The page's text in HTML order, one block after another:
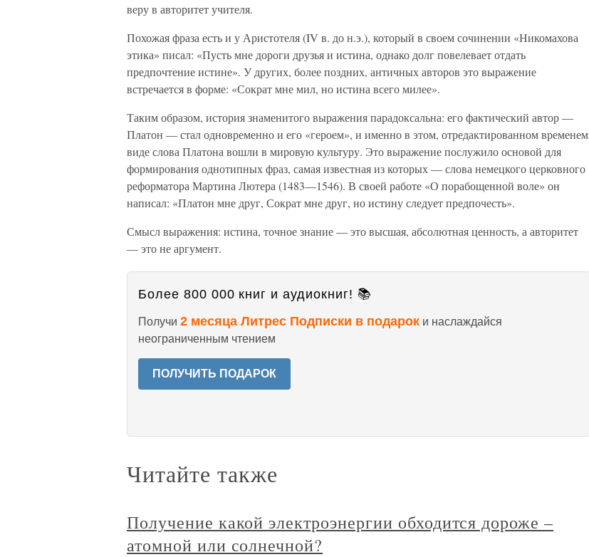
веру в авторитет учителя.
Похожая фраза есть и у Аристотеля (IV в. до н.э.), который в своем сочинении «Никомахова
этика» писал: «Пусть мне дороги друзья и истина, однако долг повелевает отдать
предпочтение истине». У других, более поздних, античных авторов это выражение
встречается в форме: «Сократ мне мил, но истина всего милее».
Таким образом, история знаменитого выражения парадоксальна: его фактический автор —
Платон — стал одновременно и его «героем», и именно в этом, отредактированном временем
виде слова Платона вошли в мировую культуру. Это выражение послужило основой для
формирования однотипных фраз, самая известная из которых — слова немецкого церковного
реформатора Мартина Лютера (1483—1546). В своей работе «О порабощенной воле» он
написал: «Платон мне друг, Сократ мне друг, но истину следует предпочесть».
Смысл выражения: истина, точное знание — это высшая, абсолютная ценность, а авторитет
— это не аргумент.
Более 800 000 книг и аудиокниг! 📚
Получи 2 месяца Литрес Подписки в подарок и наслаждайся
неограниченным чтением
ПОЛУЧИТЬ ПОДАРОК
Читайте также
Получение какой электроэнергии обходится дороже –
атомной или солнечной?